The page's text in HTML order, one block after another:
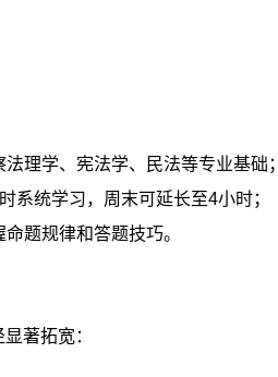
法理学、宪法学、民法等专业基础；
系统学习，周末可延长至4小时；
题规律和答题技巧。
著拓宽：